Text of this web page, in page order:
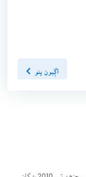
اڳيون پنو
سنڌسلامت ڪتاب گهر ھڪ آن لائين لائبريري آھي، جنھن تي 2010ع کان